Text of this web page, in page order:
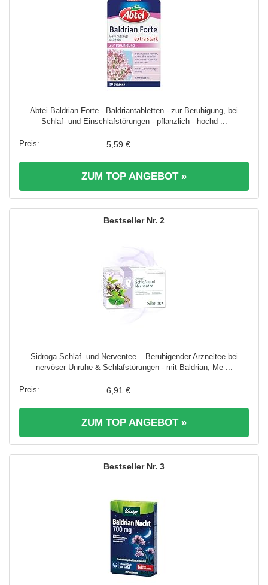
Abtei Baldrian Forte - Baldriantabletten - zur Beruhigung, bei
Schlaf- und Einschlafstörungen - pflanzlich - hochd ...
5,59 €
ZUM TOP ANGEBOT »
2
Sidroga Schlaf- und Nerventee – Beruhigender Arzneitee bei
nervöser Unruhe & Schlafstörungen - mit Baldrian, Me ...
6,91 €
ZUM TOP ANGEBOT »
3